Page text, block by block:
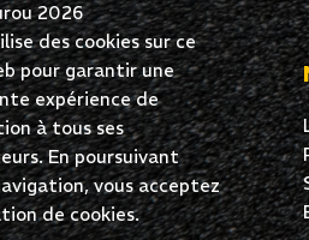
sûrs que le contenu de ce site vous
mais on aimerait bien vous
votre visite...
?
2026
des cookies sur ce
pour garantir une
expérience de
à tous ses
En poursuivant
vous acceptez
de cookies.